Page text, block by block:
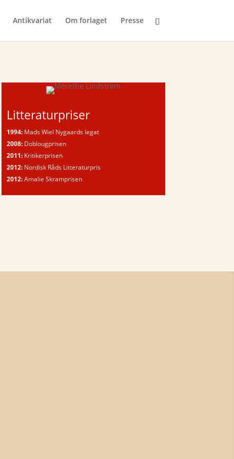
Antikvariat Om forlaget Presse
Litteraturpriser
1994:Mads Wiel Nygaards legat
2008:Doblougprisen
2011:Kritikerprisen
2012:Nordisk Råds Litteraturpris
2012:Amalie Skramprisen